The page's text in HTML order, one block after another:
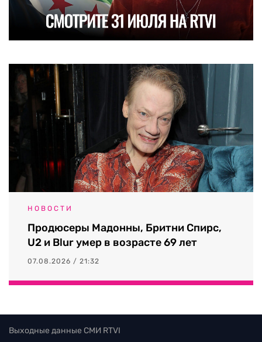
НОВОСТИ
Продюсеры Мадонны, Бритни Спирс,
U2 и Blur умер в возрасте 69 лет
07.08.2026 / 21:32
Выходные данные СМИ RTVI